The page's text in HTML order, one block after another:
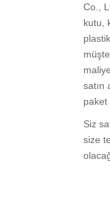
Co.,
kutu,
satın
paket
Siz
size